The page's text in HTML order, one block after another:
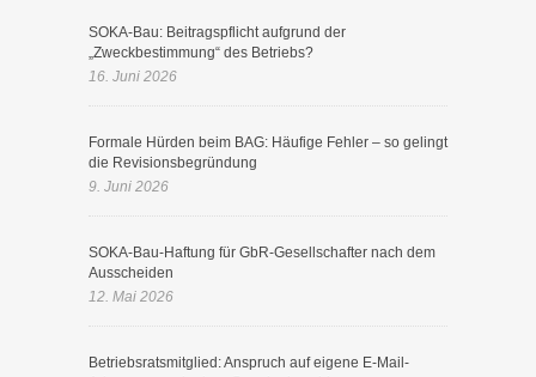
SOKA-Bau: Beitragspflicht aufgrund der
„Zweckbestimmung“ des Betriebs?
16. Juni 2026
Formale Hürden beim BAG: Häufige Fehler – so gelingt
die Revisionsbegründung
9. Juni 2026
SOKA-Bau-Haftung für GbR-Gesellschafter nach dem
Ausscheiden
12. Mai 2026
Betriebsratsmitglied: Anspruch auf eigene E-Mail-